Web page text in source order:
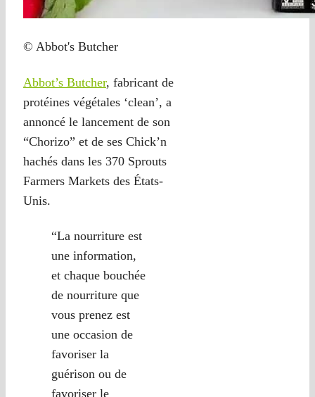
© Abbot's Butcher
Abbot’s Butcher, fabricant de
protéines végétales ‘clean’, a
annoncé le lancement de son
“Chorizo” et de ses Chick’n
hachés dans les 370 Sprouts
Farmers Markets des États-
Unis.
“La nourriture est
une information,
et chaque bouchée
de nourriture que
vous prenez est
une occasion de
favoriser la
guérison ou de
favoriser le